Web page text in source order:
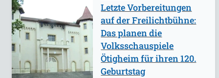
Letzte Vorbereitungen
auf der Freilichtbühne:
Das planen die
Volksschauspiele
Ötigheim für ihren 120.
Geburtstag